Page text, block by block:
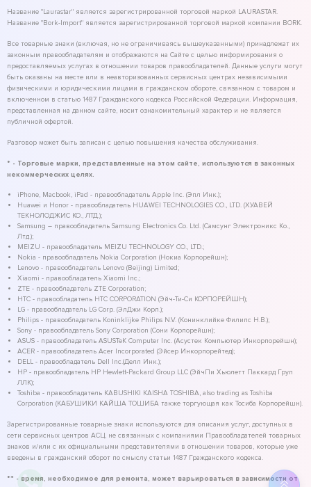
Название "Laurastar" является зарегистрированной торговой маркой LAURASTAR.
Название "Bork-Import" является зарегистрированной торговой маркой компании BORK.
Все товарные знаки (включая, но не ограничиваясь вышеуказанными) принадлежат их
законным правообладателям и отображаются на Сайте с целью информирования о
предоставляемых услугах в отношении товаров правообладателей. Данные услуги могут
быть оказаны на месте или в неавторизованных сервисных центрах независимыми
физическими и юридическими лицами в гражданском обороте, связанном с товаром и
включенном в статью 1487 Гражданского кодекса Российской Федерации. Информация,
представленная на данном сайте, носит ознакомительный характер и не является
публичной офертой.
Разговор может быть записан с целью повышения качества обслуживания.
* - Торговые марки, представленные на этом сайте, используются в законных
некоммерческих целях.
iPhone, Macbook, iPad - правообладатель Apple Inc. (Эпл Инк.);
Huawei и Honor - правообладатель HUAWEI TECHNOLOGIES CO., LTD. (ХУАВЕЙ
ТЕКНОЛОДЖИС КО., ЛТД.);
Samsung – правообладатель Samsung Electronics Co. Ltd. (Самсунг Электроникс Ко.,
Лтд.);
MEIZU - правообладатель MEIZU TECHNOLOGY CO., LTD.;
Nokia - правообладатель Nokia Corporation (Нокиа Корпорейшн);
Lenovo - правообладатель Lenovo (Beijing) Limited;
Xiaomi - правообладатель Xiaomi Inc.;
ZTE - правообладатель ZTE Corporation;
HTC - правообладатель HTC CORPORATION (Эйч-Ти-Си КОРПОРЕЙШН);
LG - правообладатель LG Corp. (ЭлДжи Корп.);
Philips - правообладатель Koninklijke Philips N.V. (Конинклийке Филипс Н.В.);
Sony - правообладатель Sony Corporation (Сони Корпорейшн);
ASUS - правообладатель ASUSTeK Computer Inc. (Асустек Компьютер Инкорпорейшн);
ACER - правообладатель Acer Incorporated (Эйсер Инкорпорейтед);
DELL - правообладатель Dell Inc.(Делл Инк.);
HP - правообладатель HP Hewlett-Packard Group LLC (ЭйчПи Хьюлетт Паккард Груп
ЛЛК);
Toshiba - правообладатель KABUSHIKI KAISHA TOSHIBA, also trading as Toshiba
Corporation (КАБУШИКИ КАЙША ТОШИБА также торгующая как Тосиба Корпорейшн).
Зарегистрированные товарные знаки используются для описания услуг, доступных в
сети сервисных центров АСЦ, не связанных с компаниями Правообладателей товарных
знаков и/или с их официальными представителями в отношении товаров, которые уже
введены в гражданский оборот по смыслу статьи 1487 Гражданского кодекса.
** - время, необходимое для ремонта, может варьироваться в зависимости от